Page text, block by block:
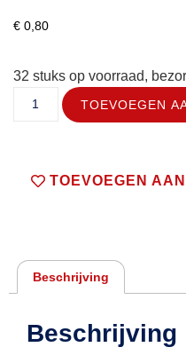
€ 0,80
32 stuks op voorraad,
TOEVOEGEN
TOEVOEGEN
Beschrijving
Beschrijving